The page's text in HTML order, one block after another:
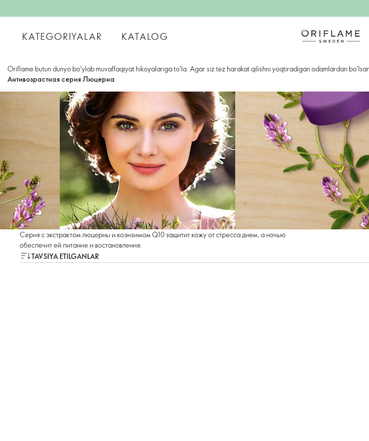
KATEGORIYALAR KATALOG
Oriflame butun dunyo bo'ylab muvaffaqiyat hikoyalariga to'la. Agar siz tez harakat qilishni yoqtiradigan odamlardan
Антивозрастная серия Люцерна
Серия с экстрактом люцерны и коэнзимом Q10 защитит кожу от стресса днем, а ночью
обеспечит ей питание и востановление.
TAVSIYA ETILGANLAR